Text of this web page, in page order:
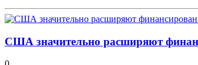
США значительно расширяют